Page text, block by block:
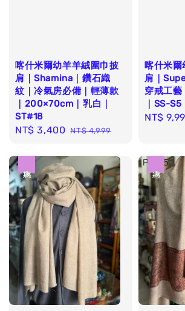
喀什米爾幼羊羊絨圍巾披
肩｜Shamina｜鑽石織
紋｜冷氣房必備｜輕薄款
｜200×70cm｜乳白｜
ST#18
Sale
NT$ 3,400 Regular
NT$ 4,999
喀什米爾
肩｜
穿戒工
｜SS-S5
Sale
NT$